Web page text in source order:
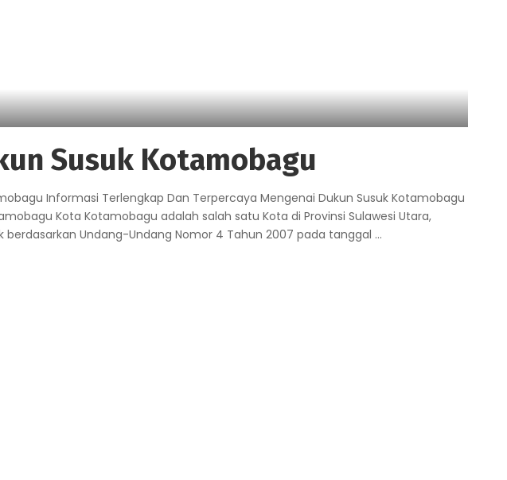
Susuk Kotamobagu
Informasi Terlengkap Dan Terpercaya Mengenai Dukun Susuk Kotamobagu
Kota Kotamobagu adalah salah satu Kota di Provinsi Sulawesi Utara,
berdasarkan Undang-Undang Nomor 4 Tahun 2007 pada tanggal ...